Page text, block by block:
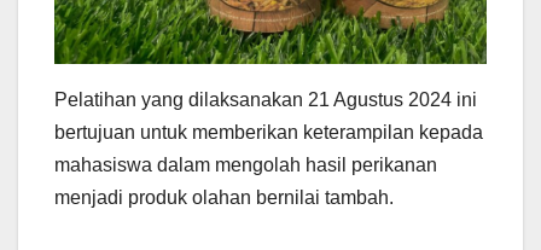
Pelatihan yang dilaksanakan 21 Agustus 2024 ini
bertujuan untuk memberikan keterampilan kepada
mahasiswa dalam mengolah hasil perikanan
menjadi produk olahan bernilai tambah.